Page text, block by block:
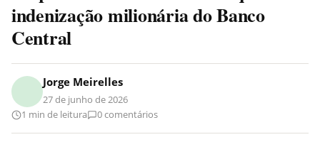
indenização milionária do Banco
Central
Jorge Meirelles
27 de junho de 2026
1 min de leitura
0 comentários